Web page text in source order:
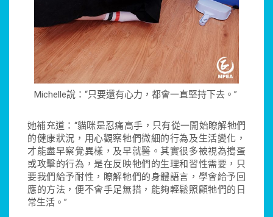
Michelle說：“只要還有心力，都會一直堅持下去。”
她補充道：“貓咪是忍痛高手，只有從一開始瞭解牠們
的健康狀況，用心觀察牠們微細的行為及生活變化，
才能盡早察覺異樣，及早就醫。其實很多被視為搗蛋
或攻擊的行為，是在反映牠們的生理和習性需要，只
要我們給予耐性，瞭解牠們的身體語言，學會給予回
應的方法，便不會手足無措，能夠輕鬆照顧牠們的日
常生活。”